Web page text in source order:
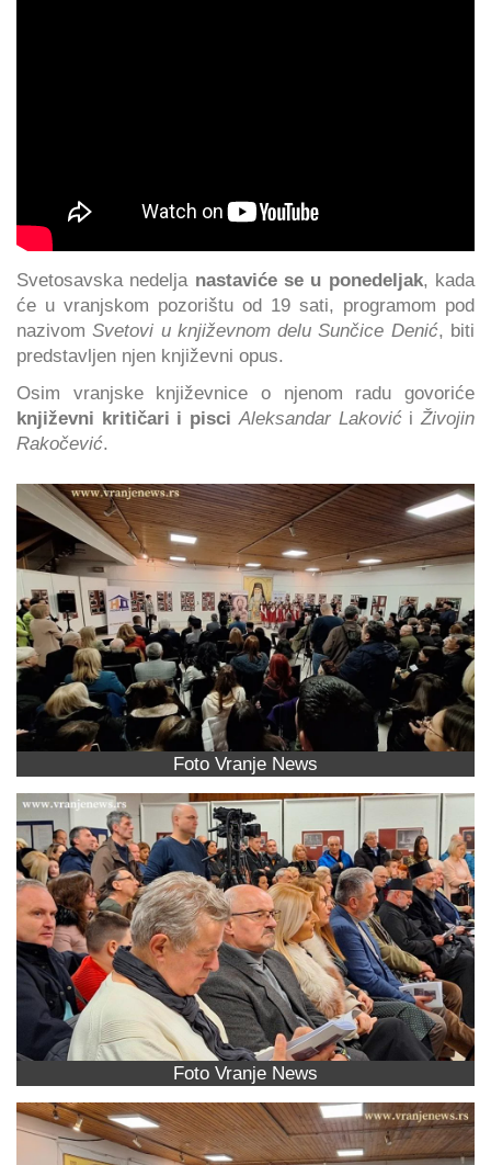
Svetosavska nedelja nastaviće se u ponedeljak, kada
će u vranjskom pozorištu od 19 sati, programom pod
nazivomSvetovi u književnom delu Sunčice Denić, biti
predstavljen njen književni opus.
Osim vranjske književnice o njenom radu govoriće
književni kritičari i pisci Aleksandar LakovićiŽivojin
Rakočević.
Foto Vranje News
Foto Vranje News